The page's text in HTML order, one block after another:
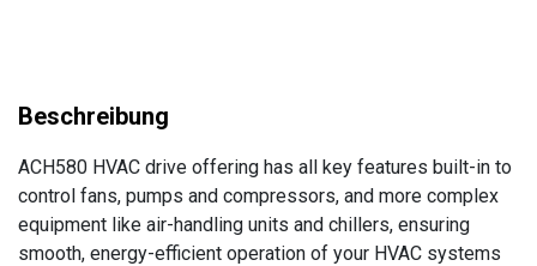
ACH580 HVAC drive offering has all key features built-in to
control fans, pumps and compressors, and more complex
equipment like air-handling units and chillers, ensuring
smooth, energy-efficient operation of your HVAC systems